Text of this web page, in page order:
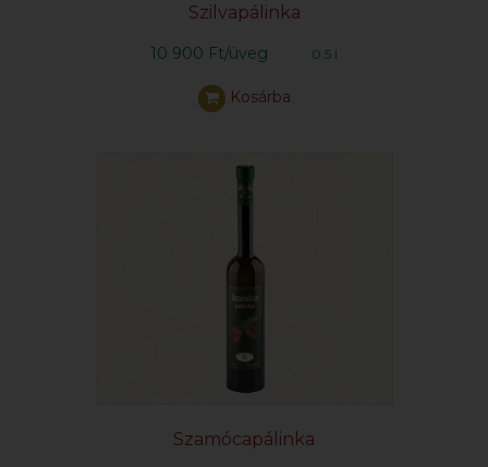
Szilvapálinka
10 900 Ft/üveg 0.5 l
Kosárba
Szamócapálinka